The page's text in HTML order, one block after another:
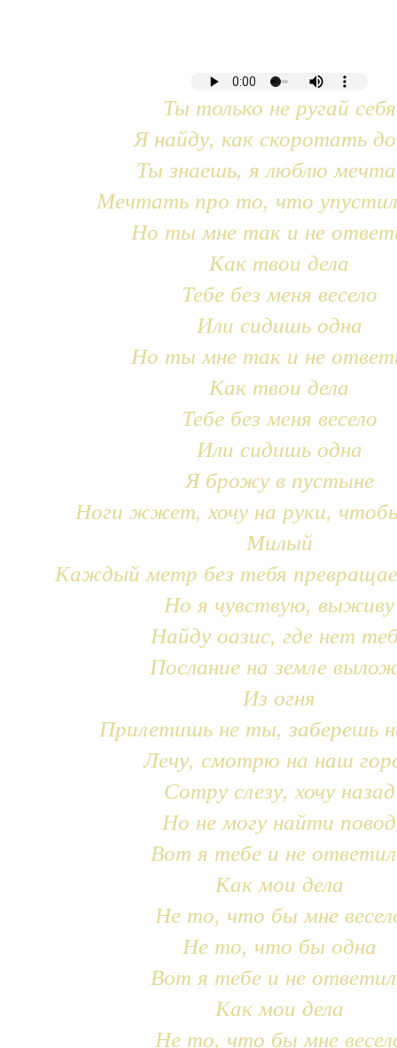
Ты только не ругай себя
Я найду, как скоротать
Ты знаешь, я люблю
Мечтать про то, что
Но ты мне так и не
Как твои дела
Тебе без меня весело
Или сидишь одна
Но ты мне так и не
Как твои дела
Тебе без меня весело
Или сидишь одна
Я брожу в пустыне
Ноги жжет, хочу на руки,
Милый
Каждый метр без тебя
Но я чувствую, выживу
Найду оазис, где нет
Послание на земле
Из огня
Прилетишь не ты, заберешь
Лечу, смотрю на наш
Сотру слезу, хочу назад
Но не могу найти повод
Вот я тебе и не
Как мои дела
Не то, что бы мне
Не то, что бы одна
Вот я тебе и не
Как мои дела
Не то, что бы мне